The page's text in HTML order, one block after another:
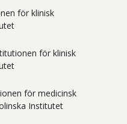
för klinisk
för klinisk
för medicinsk
Institutet